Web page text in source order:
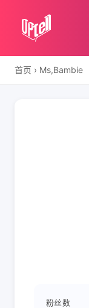
首页 › Ms,Bambie
粉丝数